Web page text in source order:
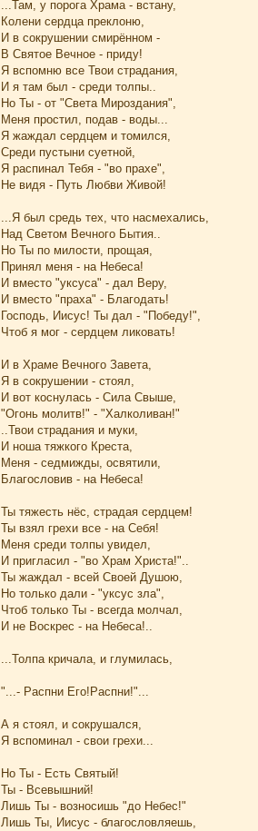
...Там, у порога Храма - встану,
Колени сердца преклоню,
И в сокрушении смирённом -
В Святое Вечное - приду!
Я вспомню все Твои страдания,
И я там был - среди толпы..
Но Ты - от "Света Мироздания",
Меня простил, подав - воды...
Я жаждал сердцем и томился,
Среди пустыни суетной,
Я распинал Тебя - "во прахе",
Не видя - Путь Любви Живой!
...Я был средь тех, что насмехались,
Над Светом Вечного Бытия..
Но Ты по милости, прощая,
Принял меня - на Небеса!
И вместо "уксуса" - дал Веру,
И вместо "праха" - Благодать!
Господь, Иисус! Ты дал - "Победу!",
Чтоб я мог - сердцем ликовать!
И в Храме Вечного Завета,
Я в сокрушении - стоял,
И вот коснулась - Сила Свыше,
"Огонь молитв!" - "Халколиван!"
..Твои страдания и муки,
И ноша тяжкого Креста,
Меня - седмижды, освятили,
Благословив - на Небеса!
Ты тяжесть нёс, страдая сердцем!
Ты взял грехи все - на Себя!
Меня среди толпы увидел,
И пригласил - "во Храм Христа!"..
Ты жаждал - всей Своей Душою,
Но только дали - "уксус зла",
Чтоб только Ты - всегда молчал,
И не Воскрес - на Небеса!..
...Толпа кричала, и глумилась,
"...- Распни Его!Распни!"...
А я стоял, и сокрушался,
Я вспоминал - свои грехи...
Но Ты - Есть Святый!
Ты - Всевышний!
Лишь Ты - возносишь "до Небес!"
Лишь Ты, Иисус - благословляешь,